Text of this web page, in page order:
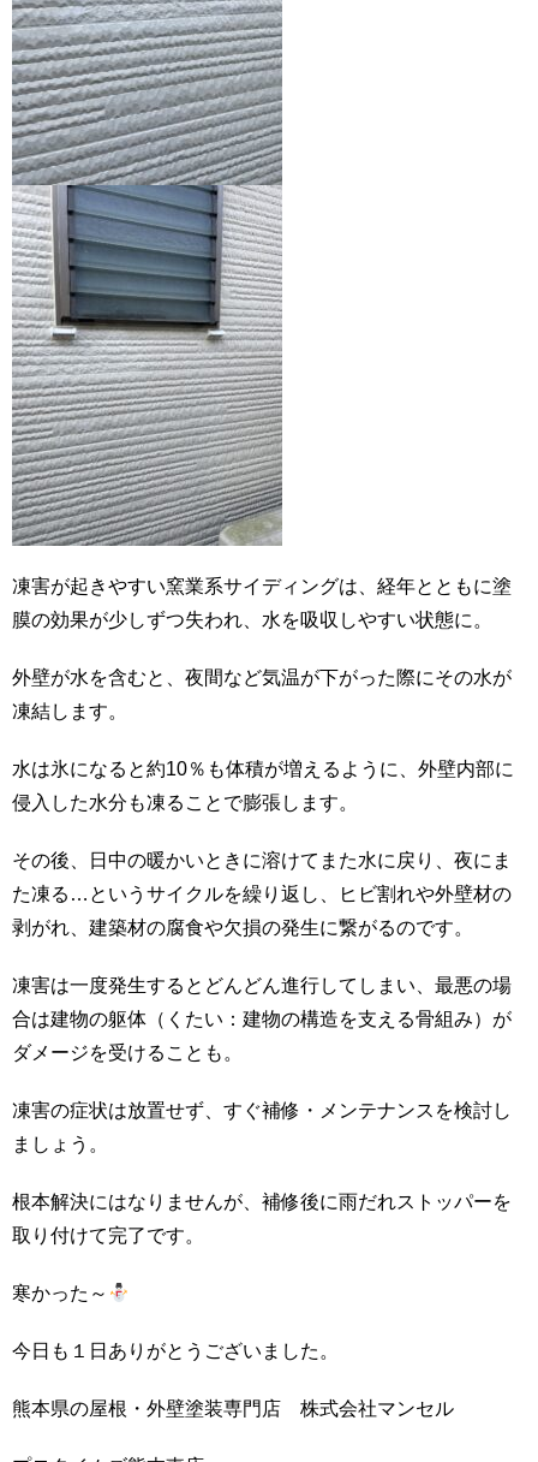
凍害が起きやすい窯業系サイディングは、経年とともに塗
膜の効果が少しずつ失われ、水を吸収しやすい状態に。
外壁が水を含むと、夜間など気温が下がった際にその水が
凍結します。
水は氷になると約10％も体積が増えるように、外壁内部に
侵入した水分も凍ることで膨張します。
その後、日中の暖かいときに溶けてまた水に戻り、夜にま
た凍る…というサイクルを繰り返し、ヒビ割れや外壁材の
剥がれ、建築材の腐食や欠損の発生に繋がるのです。
凍害は一度発生するとどんどん進行してしまい、最悪の場
合は建物の躯体（くたい：建物の構造を支える骨組み）が
ダメージを受けることも。
凍害の症状は放置せず、すぐ補修・メンテナンスを検討し
ましょう。
根本解決にはなりませんが、補修後に雨だれストッパーを
取り付けて完了です。
寒かった～
今日も１日ありがとうございました。
熊本県の屋根・外壁塗装専門店 株式会社マンセル